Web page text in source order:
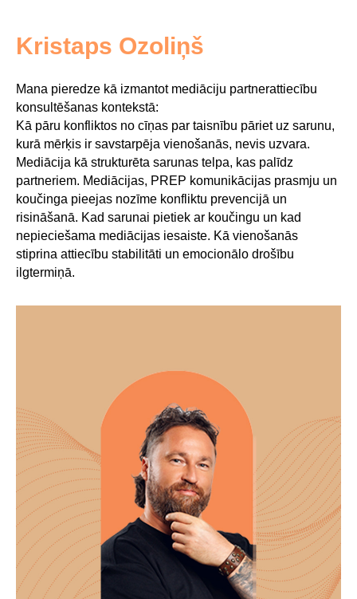
Kristaps Ozoliņš
Mana pieredze kā izmantot mediāciju partnerattiecību
konsultēšanas kontekstā:
Kā pāru konfliktos no cīņas par taisnību pāriet uz sarunu,
kurā mērķis ir savstarpēja vienošanās, nevis uzvara.
Mediācija kā strukturēta sarunas telpa, kas palīdz
partneriem. Mediācijas, PREP komunikācijas prasmju un
koučinga pieejas nozīme konfliktu prevencijā un
risināšanā. Kad sarunai pietiek ar koučingu un kad
nepieciešama mediācijas iesaiste. Kā vienošanās
stiprina attiecību stabilitāti un emocionālo drošību
ilgtermiņā.